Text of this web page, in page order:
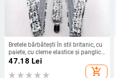
Bretele bărbătești în stil britanic, cu
paiete, cu cleme elastice și panglică,
cu cleme puternice, bretele, papion
47.18 Lei
add_shopping_cart